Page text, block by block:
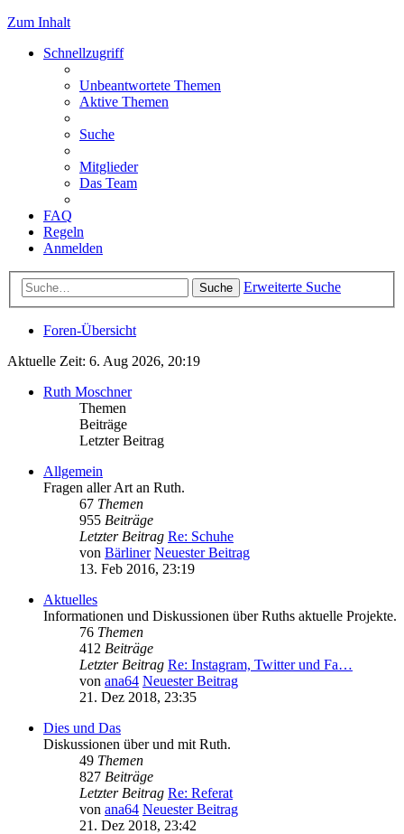
Zum Inhalt
Schnellzugriff
Unbeantwortete Themen
Aktive Themen
Suche
Mitglieder
Das Team
FAQ
Regeln
Anmelden
Suche Erweiterte Suche
Foren-Übersicht
Aktuelle Zeit: 6. Aug 2026, 20:19
Ruth Moschner
Themen
Beiträge
Letzter Beitrag
Allgemein
Fragen aller Art an Ruth.
67 Themen
955 Beiträge
Letzter Beitrag Re: Schuhe
von Bärliner Neuester Beitrag
13. Feb 2016, 23:19
Aktuelles
Informationen und Diskussionen über Ruths aktuelle Projekte.
76 Themen
412 Beiträge
Letzter Beitrag Re: Instagram, Twitter und Fa…
von ana64 Neuester Beitrag
21. Dez 2018, 23:35
Dies und Das
Diskussionen über und mit Ruth.
49 Themen
827 Beiträge
Letzter Beitrag Re: Referat
von ana64 Neuester Beitrag
21. Dez 2018, 23:42